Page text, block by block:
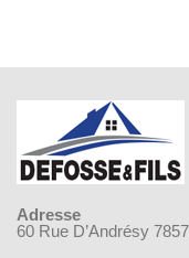
Adresse
60 Rue D’Andrésy